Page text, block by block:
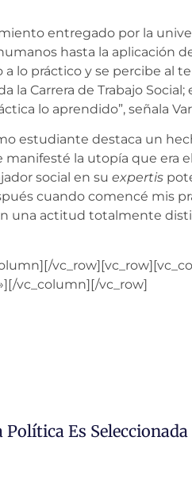
entregado por la
hasta la aplicación
a lo práctico y se percibe al
la Carrera de Trabajo
lo aprendido”, señala
estudiante destaca un
manifesté la utopía que era
social en su expertis
cuando comencé mis
una actitud totalmente
vc_column][/vc_row]